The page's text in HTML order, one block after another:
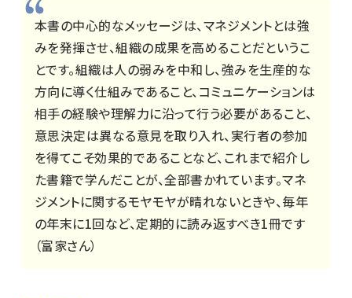
本書の中心的なメッセージは、マネジメントとは強
みを発揮させ、組織の成果を高めることだというこ
とです。組織は人の弱みを中和し、強みを生産的な
方向に導く仕組みであること、コミュニケーションは
相手の経験や理解力に沿って行う必要があること、
意思決定は異なる意見を取り入れ、実行者の参加
を得てこそ効果的であることなど、これまで紹介し
た書籍で学んだことが、全部書かれています。マネ
ジメントに関するモヤモヤが晴れないときや、毎年
の年末に1回など、定期的に読み返すべき1冊です
（富家さん）